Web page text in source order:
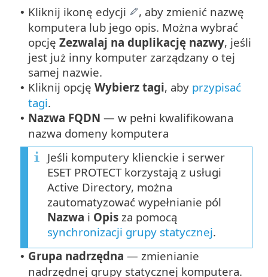
• Kliknij ikonę edycji
, aby zmienić nazwę
komputera lub jego opis. Można wybrać
opcję Zezwalaj na duplikację nazwy, jeśli
jest już inny komputer zarządzany o tej
samej nazwie.
• Kliknij opcję Wybierz tagi, aby przypisać
tagi.
• Nazwa FQDN — w pełni kwalifikowana
nazwa domeny komputera
Jeśli komputery klienckie i serwer
ESET PROTECT korzystają z usługi
Active Directory, można
zautomatyzować wypełnianie pól
Nazwa i Opis za pomocą
synchronizacji grupy statycznej.
• Grupa nadrzędna — zmienianie
nadrzędnej grupy statycznej komputera.